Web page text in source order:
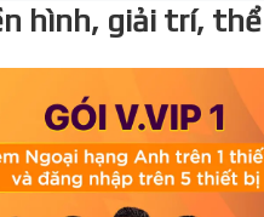
hình, giải trí,